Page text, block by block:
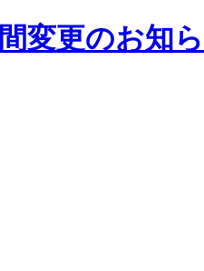
変更のお知